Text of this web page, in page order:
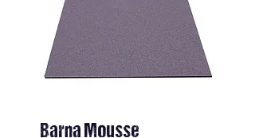
Barna Mousse